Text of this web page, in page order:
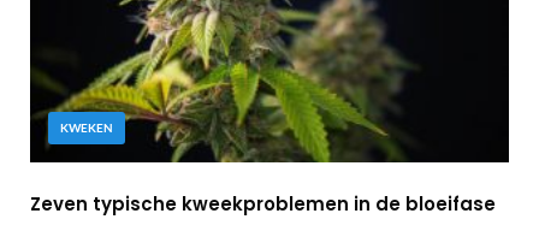
KWEKEN
Zeven typische kweekproblemen in de bloeifase